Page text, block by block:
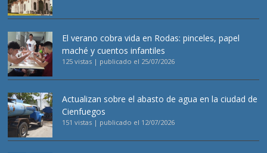
El verano cobra vida en Rodas: pinceles, papel
maché y cuentos infantiles
125 vistas | publicado el 25/07/2026
Actualizan sobre el abasto de agua en la ciudad de
Cienfuegos
151 vistas | publicado el 12/07/2026